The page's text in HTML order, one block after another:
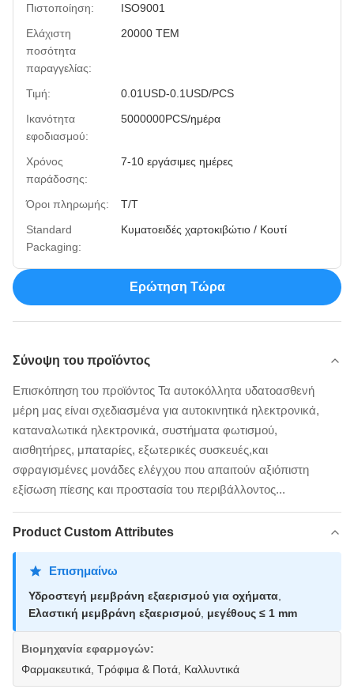
Πιστοποίηση:
ISO9001
Ελάχιστη
ποσότητα
παραγγελίας:
20000 ΤΕΜ
Τιμή:
0.01USD-0.1USD/PCS
Ικανότητα
εφοδιασμού:
5000000PCS/ημέρα
Χρόνος
παράδοσης:
7-10 εργάσιμες ημέρες
Όροι πληρωμής:
T/T
Standard
Packaging:
Κυματοειδές χαρτοκιβώτιο / Κουτί
Ερώτηση Τώρα
Σύνοψη του προϊόντος
Επισκόπηση του προϊόντος Τα αυτοκόλλητα υδατοασθενή
μέρη μας είναι σχεδιασμένα για αυτοκινητικά ηλεκτρονικά,
καταναλωτικά ηλεκτρονικά, συστήματα φωτισμού,
αισθητήρες, μπαταρίες, εξωτερικές συσκευές,και
σφραγισμένες μονάδες ελέγχου που απαιτούν αξιόπιστη
εξίσωση πίεσης και προστασία του περιβάλλοντος...
Product Custom Attributes
Επισημαίνω
Υδροστεγή μεμβράνη εξαερισμού για οχήματα
Ελαστική μεμβράνη εξαερισμού μεγέθους ≤ 1 mm
Βιομηχανία εφαρμογών:
Φαρμακευτικά, Τρόφιμα & Ποτά, Καλλυντικά